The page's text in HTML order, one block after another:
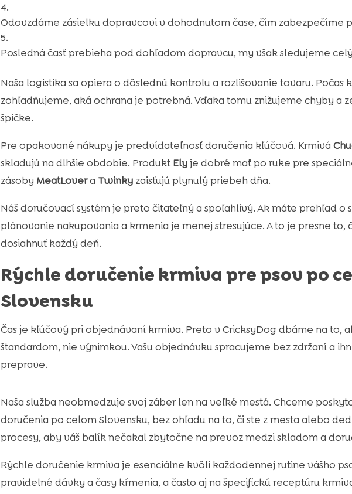
Odovzdáme zásielku dopravcovi v dohodnutom čase, čím zabezpečíme
Posledná časť prebieha pod dohľadom dopravcu, my však sledujeme
Naša logistika sa opiera o dôslednú kontrolu a rozlišovanie tovaru. Počas
zohľadňujeme, aká ochrana je potrebná. Vďaka tomu znižujeme chyby a
špičke.
Pre opakované nákupy je predvídateľnosť doručenia kľúčová. Krmivá
skladujú na dlhšie obdobie. Produkt Elyje dobré mať po ruke pre
zásoby MeatLovera Twinkyzaisťujú plynulý priebeh dňa.
Náš doručovací systém je preto čitateľný a spoľahlivý. Ak máte prehľad o
plánovanie nakupovania a krmenia je menej stresujúce. A to je presne to,
dosiahnuť každý deň.
Rýchle doručenie krmiva pre psov po
Slovensku
Čas je kľúčový pri objednávaní krmiva. Preto v CricksyDog dbáme na to,
štandardom, nie výnimkou. Vašu objednávku spracujeme bez zdržaní a
preprave.
Naša služba neobmedzuje svoj záber len na veľké mestá. Chceme
doručenia po celom Slovensku, bez ohľadu na to, či ste z mesta alebo
procesy, aby váš balík nečakal zbytočne na prevoz medzi skladom a
Rýchle doručenie krmiva je esenciálne kvôli každodennej rutine vášho
pravidelné dávky a časy kŕmenia, a často aj na špecifickú receptúru